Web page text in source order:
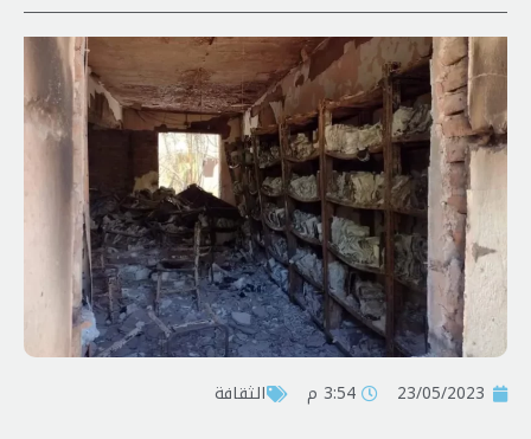
23/05/2023 3:54 م الثقافة